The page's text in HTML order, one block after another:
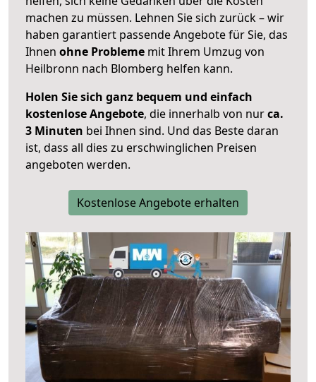
machen zu müssen. Lehnen Sie sich zurück – wir
haben garantiert passende Angebote für Sie, das
Ihnen ohne Probleme mit Ihrem Umzug von
Heilbronn nach Blomberg helfen kann.
Holen Sie sich ganz bequem und einfach
kostenlose Angebote, die innerhalb von nurca.
3 Minuten bei Ihnen sind. Und das Beste daran
ist, dass all dies zu erschwinglichen Preisen
angeboten werden.
Kostenlose Angebote erhalten